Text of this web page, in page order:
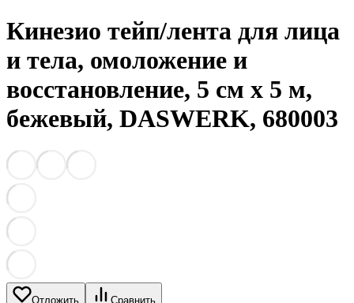
Кинезио тейп/лента для лица
и тела, омоложение и
восстановление, 5 см х 5 м,
бежевый, DASWERK, 680003
Отложить Сравнить